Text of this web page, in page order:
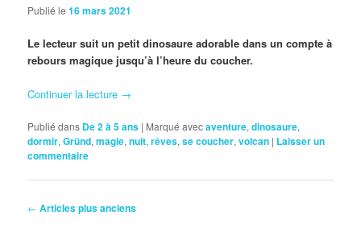
Publié le16 mars 2021
Le lecteur suit un petit dinosaure adorable dans un compte à
rebours magique jusqu’à l’heure du coucher.
Continuer la lecture →
Publié dans De 2 à 5 ans | Marqué avecaventure,dinosaure,
dormir,Gründ,magie,nuit,rêves,se coucher,volcan | Laisser un
commentaire
Navigation
← Articles plus anciens